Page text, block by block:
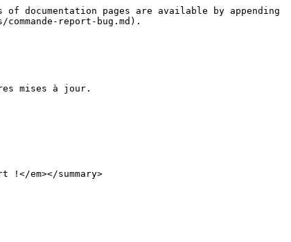
documentation pages are available by appending
report-bug.md).
mises à jour.
em></summary>